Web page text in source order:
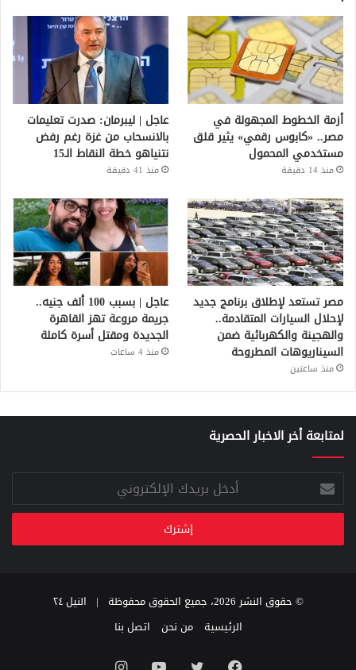
أزمة الخطوط المجهولة في
مصر.. «كابوس رقمي» يثير قلق
مستخدمي المحمول
منذ 14 دقيقة
عاجل | ليبرمان: صدرت تعليمات
بالانسحاب من غزة رغم رفض
نتنياهو خطة النقاط الـ15
منذ 41 دقيقة
مصر تستعد لإطلاق برنامج جديد
لإحلال السيارات المتقادمة..
والهجينة والكهربائية ضمن
السيناريوهات المطروحة
منذ ساعتين
عاجل | بسبب 100 ألف جنيه..
جريمة مروعة تهز القاهرة
الجديدة ومقتل أسرة كاملة
منذ 4 ساعات
لمتابعة أخر الاخبار الحصرية
أدخل
بريدك
الإلكتروني
© حقوق النشر 2026، جميع الحقوق محفوظة |
النيل ٢٤
الرئيسية
من نحن اتصل بنا